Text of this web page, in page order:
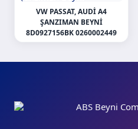
VW PASSAT, AUDI A4
ŞANZIMAN BEYNI
8D0927156BK 0260002449